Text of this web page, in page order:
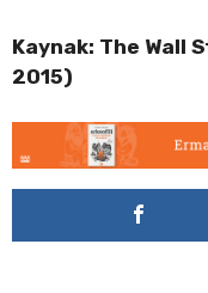
Kaynak: The Wall
2015)